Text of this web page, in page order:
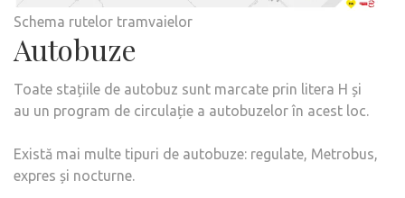
Schema rutelor tramvaielor
Autobuze
Toate stațiile de autobuz sunt marcate prin litera H și
au un program de circulație a autobuzelor în acest loc.
Există mai multe tipuri de autobuze: regulate, Metrobus,
expres și nocturne.